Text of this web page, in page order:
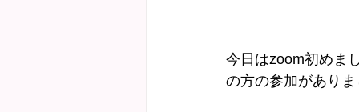
今日はzoom初めま
の方の参加があり